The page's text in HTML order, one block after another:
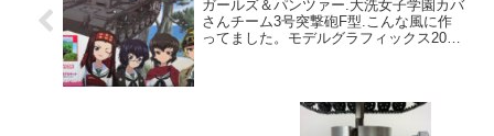
ガールズ＆パンツァー.大洗女子学園カバ
さんチーム3号突撃砲F型.こんな風に作
ってました。モデルグラフィックス2021